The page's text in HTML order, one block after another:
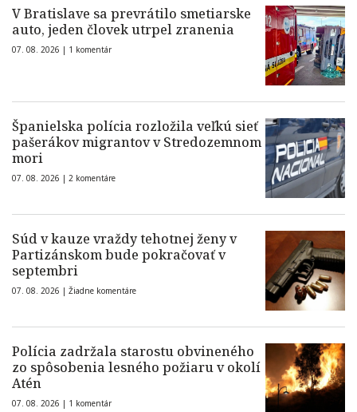
V Bratislave sa prevrátilo smetiarske
auto, jeden človek utrpel zranenia
07. 08. 2026 | 1 komentár
Španielska polícia rozložila veľkú sieť
pašerákov migrantov v Stredozemnom
mori
07. 08. 2026 | 2 komentáre
Súd v kauze vraždy tehotnej ženy v
Partizánskom bude pokračovať v
septembri
07. 08. 2026 | Žiadne komentáre
Polícia zadržala starostu obvineného
zo spôsobenia lesného požiaru v okolí
Atén
07. 08. 2026 | 1 komentár